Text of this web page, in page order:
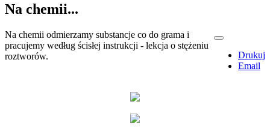
Na chemii...
Drukuj
Email
Na chemii odmierzamy substancje co do grama i
pracujemy według ścisłej instrukcji - lekcja o stężeniu
roztworów.